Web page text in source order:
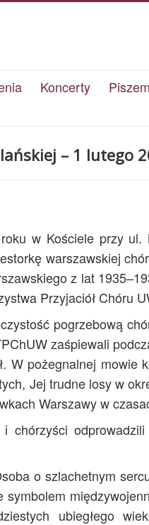
Koncerty
– 1 lutego
w Kościele przy
warszawskiej
z lat
Przyjaciół Chóru
pogrzebową
zaśpiewali
W pożegnalnej
Jej trudne losy w
Warszawy w
chórzyści
o szlachetnym
ubiegłego